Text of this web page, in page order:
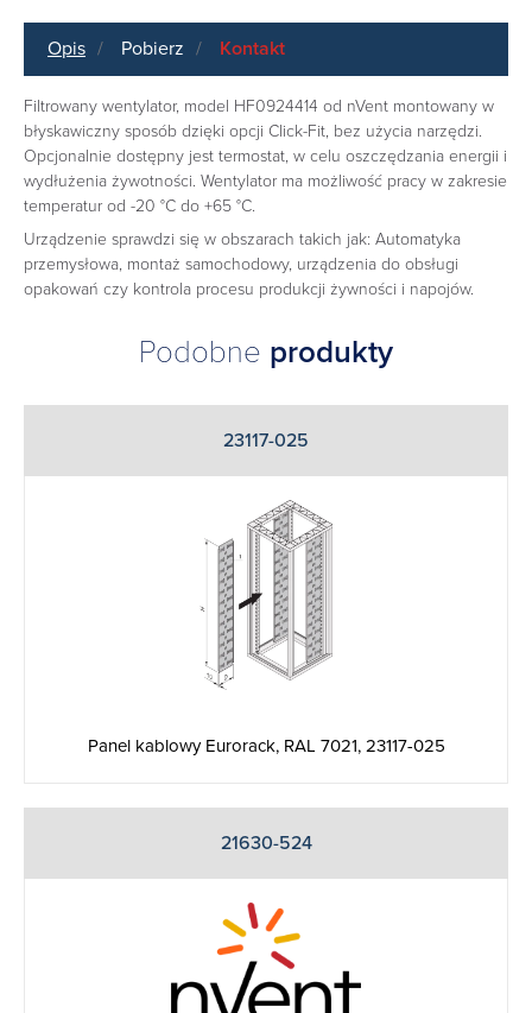
Opis Pobierz Kontakt
Filtrowany wentylator, model HF0924414 od nVent montowany w
błyskawiczny sposób dzięki opcji Click-Fit, bez użycia narzędzi.
Opcjonalnie dostępny jest termostat, w celu oszczędzania energii i
wydłużenia żywotności. Wentylator ma możliwość pracy w zakresie
temperatur od -20 °C do +65 °C.
Urządzenie sprawdzi się w obszarach takich jak: Automatyka
przemysłowa, montaż samochodowy, urządzenia do obsługi
opakowań czy kontrola procesu produkcji żywności i napojów.
Podobne produkty
23117-025
Panel kablowy Eurorack, RAL 7021, 23117-025
21630-524